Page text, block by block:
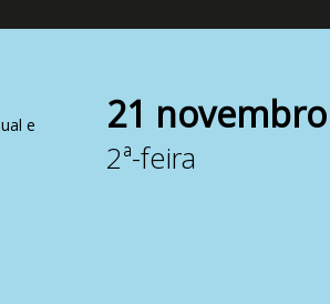
21 novembro
2ª-feira
e